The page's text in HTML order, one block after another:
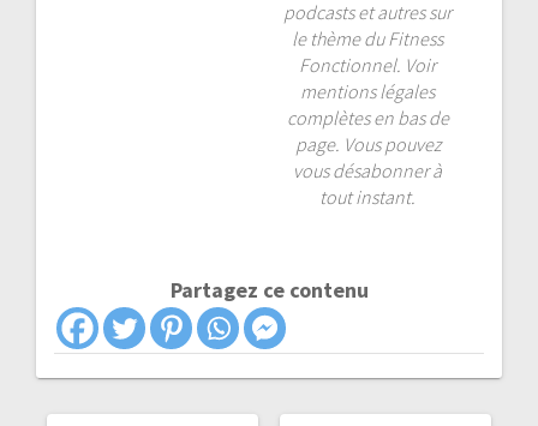
podcasts et autres sur
le thème du Fitness
Fonctionnel. Voir
mentions légales
complètes en bas de
page. Vous pouvez
vous désabonner à
tout instant.
Partagez ce contenu